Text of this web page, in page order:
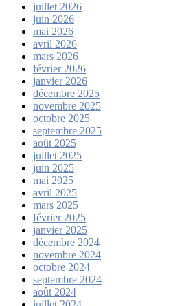
juillet 2026
juin 2026
mai 2026
avril 2026
mars 2026
février 2026
janvier 2026
décembre 2025
novembre 2025
octobre 2025
septembre 2025
août 2025
juillet 2025
juin 2025
mai 2025
avril 2025
mars 2025
février 2025
janvier 2025
décembre 2024
novembre 2024
octobre 2024
septembre 2024
août 2024